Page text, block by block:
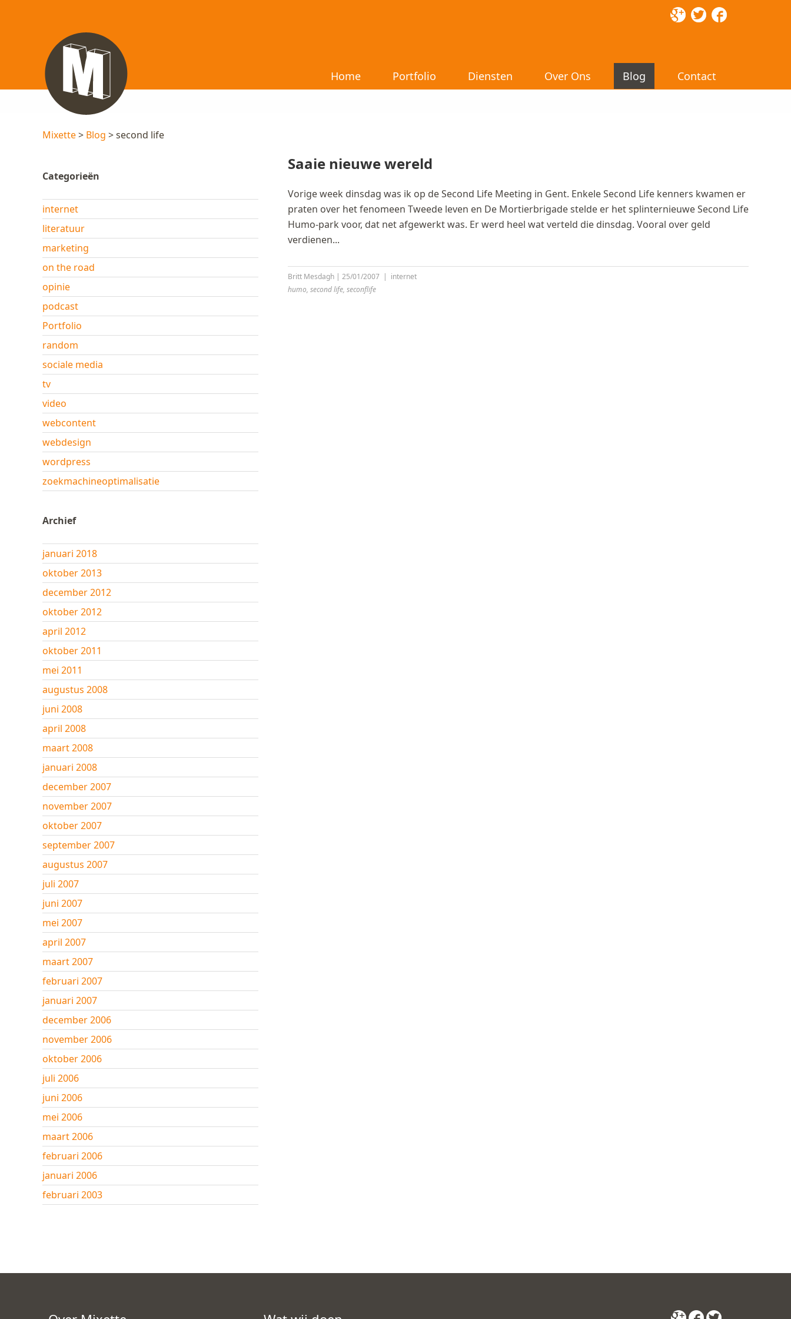
Home Portfolio Diensten Over Ons Blog Contact
Mixette> Blog > second life
Categorieën
internet
literatuur
marketing
on the road
opinie
podcast
Portfolio
random
sociale media
tv
video
webcontent
webdesign
wordpress
zoekmachineoptimalisatie
Archief
januari 2018
oktober 2013
december 2012
oktober 2012
april 2012
oktober 2011
mei 2011
augustus 2008
juni 2008
april 2008
maart 2008
januari 2008
december 2007
november 2007
oktober 2007
september 2007
augustus 2007
juli 2007
juni 2007
mei 2007
april 2007
maart 2007
februari 2007
januari 2007
december 2006
november 2006
oktober 2006
juli 2006
juni 2006
mei 2006
maart 2006
februari 2006
januari 2006
februari 2003
Saaie nieuwe wereld
Vorige week dinsdag was ik op de Second Life Meeting in Gent. Enkele Second Life kenners kwamen er
praten over het fenomeen Tweede leven en De Mortierbrigade stelde er het splinternieuwe Second Life
Humo-park voor, dat net afgewerkt was. Er werd heel wat verteld die dinsdag. Vooral over geld
verdienen...
Britt Mesdagh| 25/01/2007 | internet
humo, second life, seconflife